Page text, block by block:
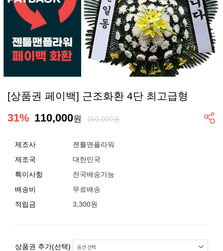
[상품권 페이백] 근조화환 4단 최고급형
31% 110,000원 160,000원
제조사
젠틀맨플라워
제조국
대한민국
특이사항
전국배송가능
배송비
무료배송
적립금
3,300원
상품권 추가(선택)